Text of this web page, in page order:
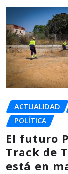
ACTUALIDAD
POLÍTICA
El futuro
Track de
está en